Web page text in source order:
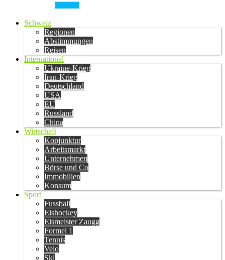
Schweiz
Regionen
Abstimmungen
Reisen
International
Ukraine-Krieg
Iran-Krieg
Deutschland
USA
EU
Russland
China
Wirtschaft
Konjunktur
Arbeitsmarkt
Unternehmen
Börse und Co
Immobilien
Konsum
Sport
Fussball
Eishockey
Eismeister Zaugg
Formel 1
Tennis
Velo
Ski